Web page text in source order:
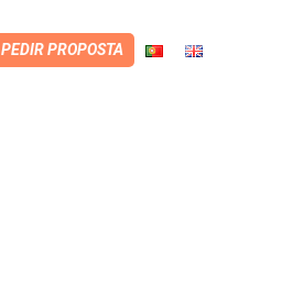
PEDIR PROPOSTA